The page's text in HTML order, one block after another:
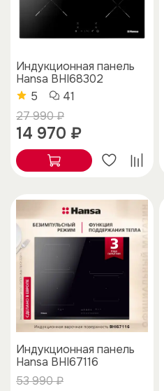
Индукционная панель
Hansa BHI68302
5
41
27 990 ₽
14 970 ₽
Индукционная панель
Hansa BHI67116
53 990 ₽